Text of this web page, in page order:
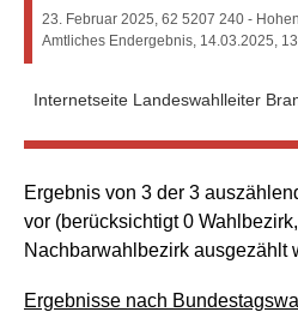
23. Februar 2025, 62 5207 240 -
Amtliches Endergebnis, 14.03.2025,
Internetseite Landeswahlleiter
Ergebnis von 3 der 3
vor (berücksichtigt 0
Nachbarwahlbezirk ausgezählt
Ergebnisse nach